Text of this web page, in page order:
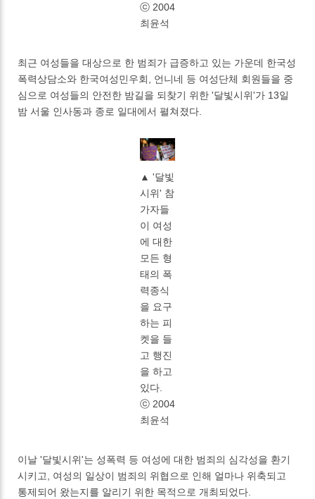
ⓒ 2004
최윤석
최근 여성들을 대상으로 한 범죄가 급증하고 있는 가운데 한국성
폭력상담소와 한국여성민우회, 언니네 등 여성단체 회원들을 중
심으로 여성들의 안전한 밤길을 되찾기 위한 '달빛시위'가 13일
밤 서울 인사동과 종로 일대에서 펼쳐졌다.
▲ '달빛
시위' 참
가자들
이 여성
에 대한
모든 형
태의 폭
력종식
을 요구
하는 피
켓을 들
고 행진
을 하고
있다.
ⓒ 2004
최윤석
이날 '달빛시위'는 성폭력 등 여성에 대한 범죄의 심각성을 환기
시키고, 여성의 일상이 범죄의 위협으로 인해 얼마나 위축되고
통제되어 왔는지를 알리기 위한 목적으로 개최되었다.